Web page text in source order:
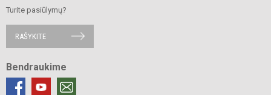
Turite pasiūlymų?
RAŠYKITE
Bendraukime